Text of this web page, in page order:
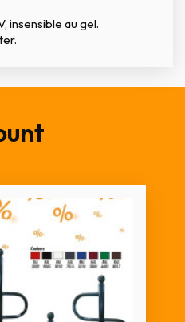
insensible au gel.